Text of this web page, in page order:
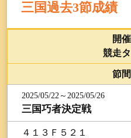
三国過去3節成績
開
競走
節
2025/05/22～2025/05/26
三国巧者決定戦
４１３Ｆ５２１